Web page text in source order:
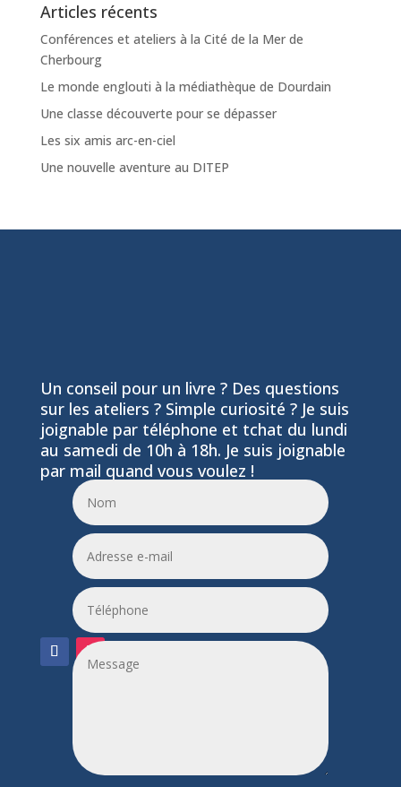
Articles récents
Conférences et ateliers à la Cité de la Mer de
Cherbourg
Le monde englouti à la médiathèque de Dourdain
Une classe découverte pour se dépasser
Les six amis arc-en-ciel
Une nouvelle aventure au DITEP
Un conseil pour un livre ? Des questions
sur les ateliers ? Simple curiosité ? Je suis
joignable par téléphone et tchat du lundi
au samedi de 10h à 18h. Je suis joignable
par mail quand vous voulez !
06 24 55 86 51
leptitfilaplumes@etik.com